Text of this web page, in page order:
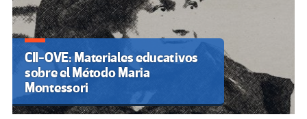
CII-OVE: Materiales educativos
sobre el Método Maria
Montessori